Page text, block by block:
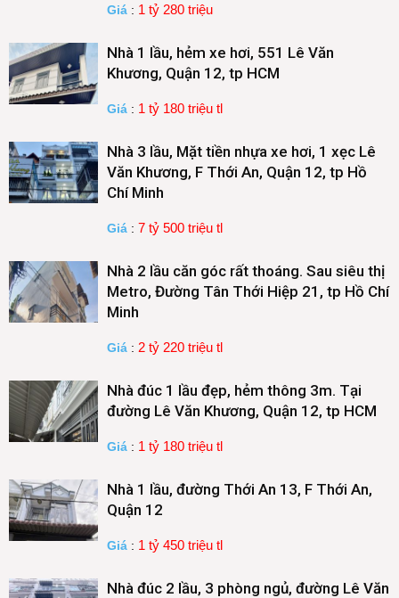
Giá : 1 tỷ 280 triệu
Nhà 1 lầu, hẻm xe hơi, 551 Lê Văn
Khương, Quận 12, tp HCM
Giá : 1 tỷ 180 triệu tl
Nhà 3 lầu, Mặt tiền nhựa xe hơi, 1 xẹc Lê
Văn Khương, F Thới An, Quận 12, tp Hồ
Chí Minh
Giá : 7 tỷ 500 triệu tl
Nhà 2 lầu căn góc rất thoáng. Sau siêu thị
Metro, Đường Tân Thới Hiệp 21, tp Hồ Chí
Minh
Giá : 2 tỷ 220 triệu tl
Nhà đúc 1 lầu đẹp, hẻm thông 3m. Tại
đường Lê Văn Khương, Quận 12, tp HCM
Giá : 1 tỷ 180 triệu tl
Nhà 1 lầu, đường Thới An 13, F Thới An,
Quận 12
Giá : 1 tỷ 450 triệu tl
Nhà đúc 2 lầu, 3 phòng ngủ, đường Lê Văn